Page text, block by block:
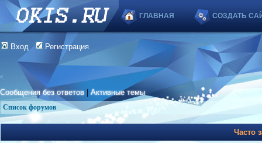
ГЛАВНАЯ СОЗДАТЬ
Вход Регистрация
Сообщения без ответов |Активные темы
Список форумов
Часто